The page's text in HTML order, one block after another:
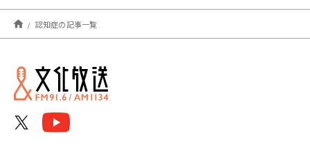
2026年08月
2026年07月
2026年06月
認知症の記事一覧